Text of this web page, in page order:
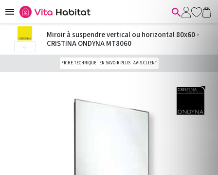
 
Miroir à suspendre vertical ou horizontal 80x60 -
CRISTINA ONDYNA MT8060
FICHE TECHNIQUE EN SAVOIR PLUS AVIS CLIENT